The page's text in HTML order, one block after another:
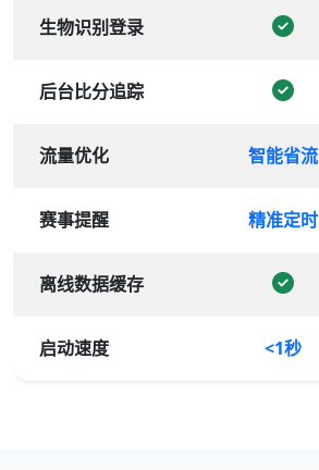
生物识别登录
后台比分追踪
流量优化 智能省流
赛事提醒 精准定时
离线数据缓存
启动速度 <1秒